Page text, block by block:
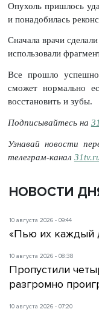
Опухоль пришлось
и понадобилась
Сначала врачи
использовали
Все прошло
сможет нормально
восстановить и зубы.
Подписывайтесь на
Узнавай новости
телеграм-канал
НОВОСТИ
10 августа 2026 - 09:44
«Пью их каждый
10 августа 2026 - 08:38
Пропустили
разгромно
10 августа 2026 - 07:20